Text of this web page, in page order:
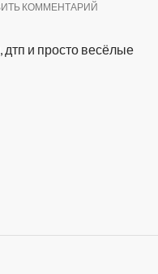
КОММЕНТАРИЙ
дтп и просто весёлые
фото)